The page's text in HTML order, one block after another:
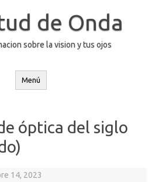
de Onda
sobre la vision y tus ojos
Menú
óptica del siglo
14, 2023